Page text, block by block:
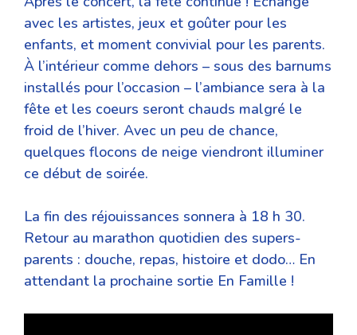
avec les artistes, jeux et goûter pour les
enfants, et moment convivial pour les parents.
À l’intérieur comme dehors – sous des barnums
installés pour l’occasion – l’ambiance sera à la
fête et les coeurs seront chauds malgré le
froid de l’hiver. Avec un peu de chance,
quelques flocons de neige viendront illuminer
ce début de soirée.
La fin des réjouissances sonnera à 18 h 30.
Retour au marathon quotidien des supers-
parents : douche, repas, histoire et dodo… En
attendant la prochaine sortie En Famille !